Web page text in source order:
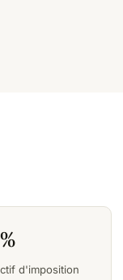
d'imposition